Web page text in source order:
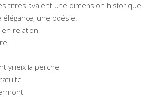
titres avaient une dimension historique
une poésie.
relation
yrieix la perche